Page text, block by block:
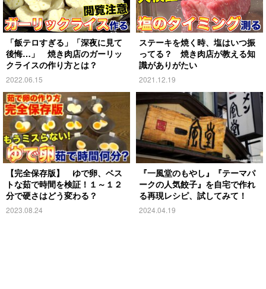
「飯テロすぎる」「深夜に見て
後悔…」 焼き肉店のガーリッ
クライスの作り方とは？
2022.06.15
ステーキを焼く時、塩はいつ振
ってる？ 焼き肉店が教える知
識がありがたい
2021.12.19
【完全保存版】 ゆで卵、ベス
トな茹で時間を検証！１～１２
分で硬さはどう変わる？
2023.08.24
『一風堂のもやし』『テーマパ
ークの人気餃子』を自宅で作れ
る再現レシピ、試してみて！
2024.04.19